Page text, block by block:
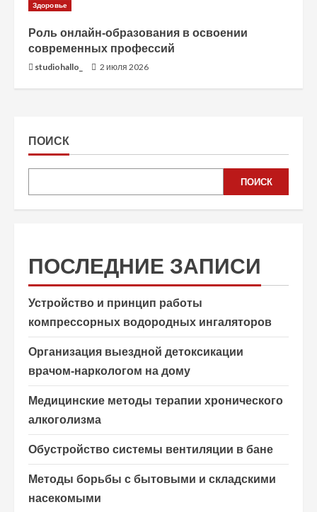
Здоровье
Роль онлайн-образования в освоении
современных профессий
studiohallo_ 2 июля 2026
ПОИСК
ПОИСК
ПОСЛЕДНИЕ ЗАПИСИ
Устройство и принцип работы
компрессорных водородных ингаляторов
Организация выездной детоксикации
врачом-наркологом на дому
Медицинские методы терапии хронического
алкоголизма
Обустройство системы вентиляции в бане
Методы борьбы с бытовыми и складскими
насекомыми